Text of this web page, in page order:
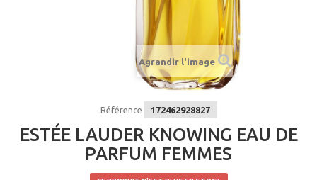
Agrandir l'image
Référence 172462928827
ESTÉE LAUDER KNOWING EAU DE
PARFUM FEMMES